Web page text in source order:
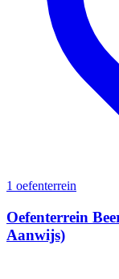
1 oefenterrein
Oefenterrein
Aanwijs)